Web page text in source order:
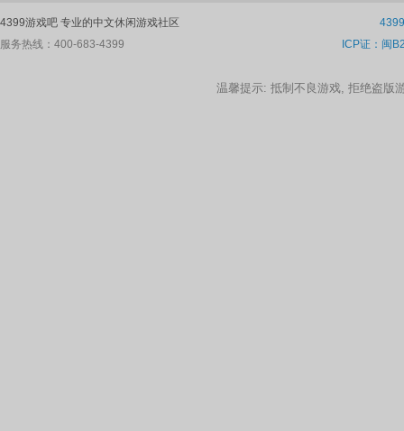
4399游戏吧 专业的中文休闲游戏社区
服务热线：400-683-4399
ICP证：闽
温馨提示: 抵制不良游戏, 拒绝盗版